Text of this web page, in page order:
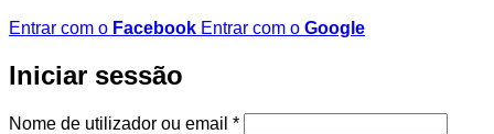
Entrar com o Facebook Entrar com o Google
Iniciar sessão
Nome de utilizador ou email *Obrigatório